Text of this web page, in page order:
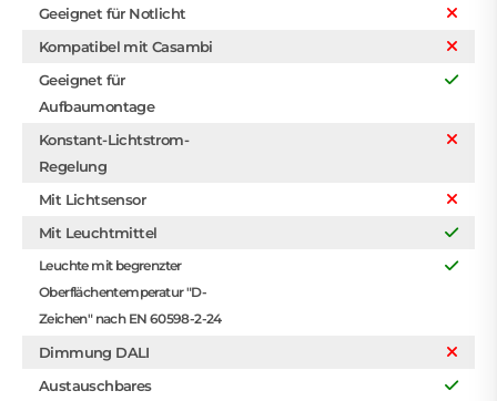
Geeignet für Notlicht
Kompatibel mit Casambi
Geeignet für
Aufbaumontage
Konstant-Lichtstrom-
Regelung
Mit Lichtsensor
Mit Leuchtmittel
Leuchte mit begrenzter
Oberflächentemperatur "D-
Zeichen" nach EN 60598-2-24
Dimmung DALI
Austauschbares